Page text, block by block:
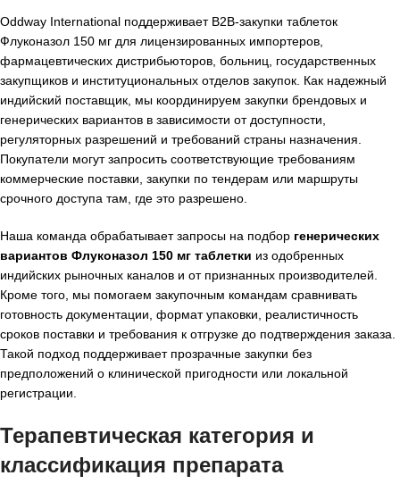
Oddway International поддерживает B2B-закупки таблеток
Флуконазол 150 мг для лицензированных импортеров,
фармацевтических дистрибьюторов, больниц, государственных
закупщиков и институциональных отделов закупок. Как надежный
индийский поставщик, мы координируем закупки брендовых и
генерических вариантов в зависимости от доступности,
регуляторных разрешений и требований страны назначения.
Покупатели могут запросить соответствующие требованиям
коммерческие поставки, закупки по тендерам или маршруты
срочного доступа там, где это разрешено.
Наша команда обрабатывает запросы на подбор генерических
вариантов Флуконазол 150 мг таблетки из одобренных
индийских рыночных каналов и от признанных производителей.
Кроме того, мы помогаем закупочным командам сравнивать
готовность документации, формат упаковки, реалистичность
сроков поставки и требования к отгрузке до подтверждения заказа.
Такой подход поддерживает прозрачные закупки без
предположений о клинической пригодности или локальной
регистрации.
Терапевтическая категория и
классификация препарата